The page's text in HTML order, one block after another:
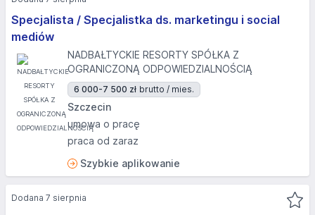
Specjalista / Specjalistka ds. marketingu i social
mediów
NADBAŁTYCKIE RESORTY SPÓŁKA Z
OGRANICZONĄ ODPOWIEDZIALNOŚCIĄ
6 000-7 500 zł brutto / mies.
Szczecin
umowa o pracę
praca od zaraz
Szybkie aplikowanie
Dodana 7 sierpnia